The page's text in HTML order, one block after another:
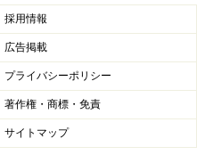
歩ずつ着実にやっていこ
人のための星占い】
採用情報
広告掲載
プライバシーポリシー
著作権・商標・免責
サイトマップ